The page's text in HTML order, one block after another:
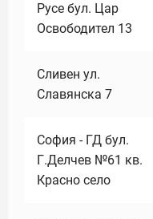
Русе бул. Цар
Освободител 13
Сливен ул.
Славянска 7
София - ГД бул.
Г.Делчев №61 кв.
Красно село